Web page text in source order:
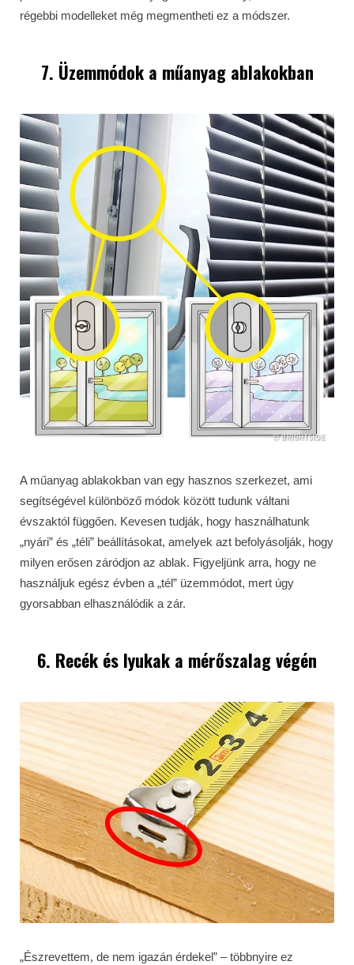
régebbi modelleket még megmentheti ez a módszer.
7. Üzemmódok a műanyag ablakokban
A műanyag ablakokban van egy hasznos szerkezet, ami
segítségével különböző módok között tudunk váltani
évszaktól függően. Kevesen tudják, hogy használhatunk
„nyári” és „téli” beállításokat, amelyek azt befolyásolják, hogy
milyen erősen záródjon az ablak. Figyeljünk arra, hogy ne
használjuk egész évben a „tél” üzemmódot, mert úgy
gyorsabban elhasználódik a zár.
6. Recék és lyukak a mérőszalag végén
„Észrevettem, de nem igazán érdekel” – többnyire ez